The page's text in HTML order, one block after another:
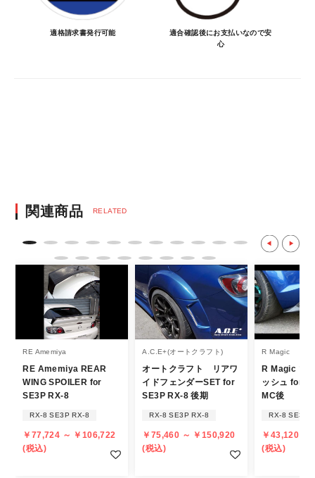
・ご注文後にメーカー確認を行い、商品が愛
車に合うことを確認してから決済となりま
決済後の正式注文後のキャンセルや変更につい
て
・決済後の正式注文後のキャンセルや変更は
不可となりますので、商品やカラー等、お間
違い無いようお願い致します。
※商品写真は実際の商品とカラーやイメー
ジが若干異なる場合もございます。
商品名や説明等でご確認ください。
発送について
があることはご了承ください。
また、小さな商品でも、メーカーによって
適格請求書発行可能
適合確認後にお支払いなので安
心
関連商品 RELATED
RE Amemiya
RE Amemiya REAR
WING SPOILER for
SE3P RX-8
RX-8 SE3P RX-8
￥77,724 ～ ￥106,722
(税込)
A.C.E+(オートクラフト)
オートクラフト リアワ
イドフェンダーSET for
SE3P RX-8 後期
RX-8 SE3P RX-8
￥75,460 ～ ￥150,920
(税込)
R Magic
R Magic マ
ッシュ for
MC後
RX-8 SE3P
￥43,120 ～
(税込)